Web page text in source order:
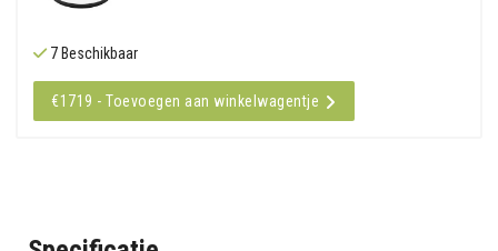
7 Beschikbaar
€1719 - Toevoegen aan winkelwagentje